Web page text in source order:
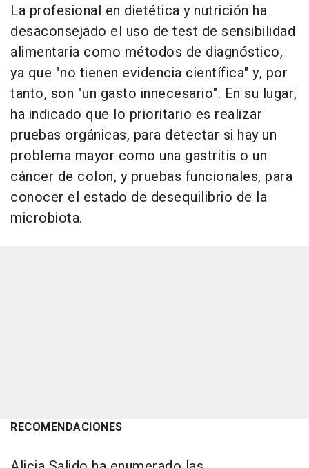
La profesional en dietética y nutrición ha
desaconsejado el uso de test de sensibilidad
alimentaria como métodos de diagnóstico,
ya que "no tienen evidencia científica" y, por
tanto, son "un gasto innecesario". En su lugar,
ha indicado que lo prioritario es realizar
pruebas orgánicas, para detectar si hay un
problema mayor como una gastritis o un
cáncer de colon, y pruebas funcionales, para
conocer el estado de desequilibrio de la
microbiota.
RECOMENDACIONES